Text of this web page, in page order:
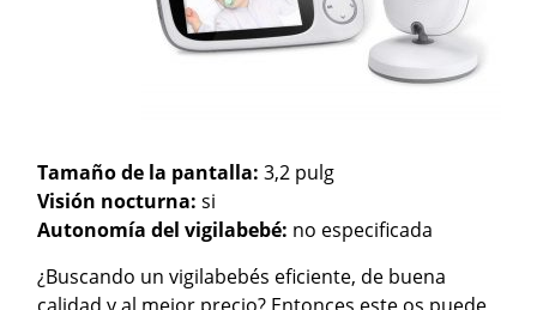
Tamaño de la pantalla:3,2 pulg
Visión nocturna:si
Autonomía del vigilabebé: no especificada
¿Buscando un vigilabebés eficiente, de buena